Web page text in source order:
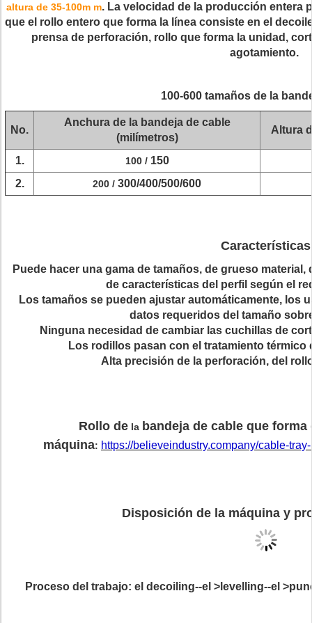
altura de 35-100m m. La velocidad de la producción entera
que el rollo entero que forma la línea consiste en el
prensa de perforación, rollo que forma la unidad,
agotamiento.
100-600 tamaños de la
No.
Anchura de la bandeja de cable
(milímetros)
Altura
1. 100 / 150
2.
200 / 300/400/500/600
Características
Puede hacer una gama de tamaños, de grueso
de características del perfil según el
Los tamaños se pueden ajustar automáticamente, los
datos requeridos del tamaño
Ninguna necesidad de cambiar las cuchillas de
Los rodillos pasan con el tratamiento térmico
Alta precisión de la perforación, del
Rollo dela bandeja de cable que
máquina: https://believeindustry.company/cable-
Disposición de la máquina y
Proceso del trabajo: el decoiling--el >levelling--el